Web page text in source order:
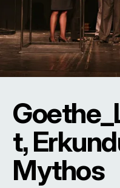
t,
Mythos